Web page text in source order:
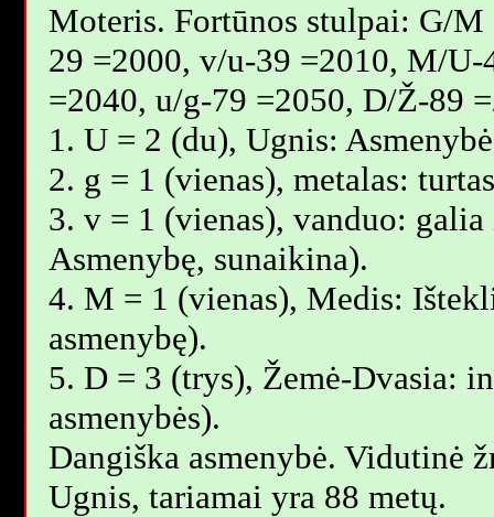
Moteris. Fortūnos stulpai: G/
29 =2000, v/u-39 =2010, M/
=2040, u/g-79 =2050, D/Ž-89
1. U = 2 (du), Ugnis:
2. g = 1 (vienas), metalas:
3. v = 1 (vienas), vanduo:
Asmenybę, sunaikina).
4. M = 1 (vienas), Medis:
asmenybę).
5. D = 3 (trys), Žemė-Dvasia:
asmenybės).
Dangiška asmenybė. Vidutinė
Ugnis, tariamai yra 88 metų.